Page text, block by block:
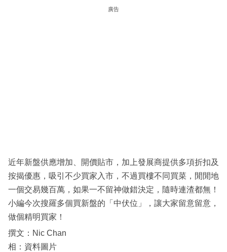
閱
專
區
廣告
近年新盤供應增加、開價貼市，加上發展商提供多項折扣及
按揭優惠，吸引不少買家入市，不過買樓不同買菜，閒閒地
一個交易幾百萬，如果一不留神做錯決定，隨時連渣都無！
小編今次搜羅多個買新盤的「中伏位」，讓大家留意留意，
做個精明買家！
撰文：Nic Chan
相：資料圖片